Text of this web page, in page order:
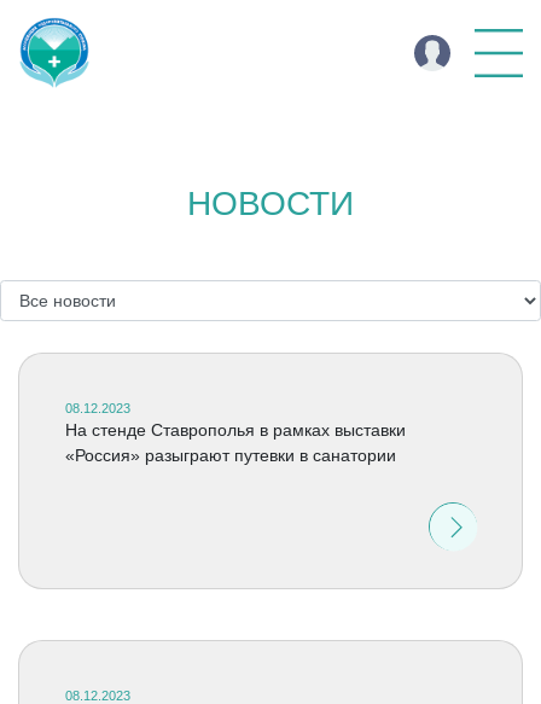
НОВОСТИ
08.12.2023
На стенде Ставрополья в рамках выставки
«Россия» разыграют путевки в санатории
08.12.2023